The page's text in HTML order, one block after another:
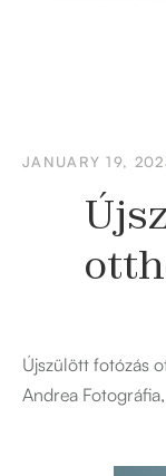
JANUARY 19,
Újszülött fotózás
Andrea